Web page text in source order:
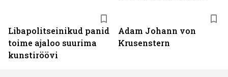
Libapolitseinikud panid
toime ajaloo suurima
kunstiröövi
Adam Johann von
Krusenstern